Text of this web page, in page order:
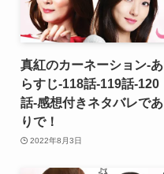
真紅のカーネーション-あ
らすじ-118話-119話-120
話-感想付きネタバレであ
りで！
2022年8月3日